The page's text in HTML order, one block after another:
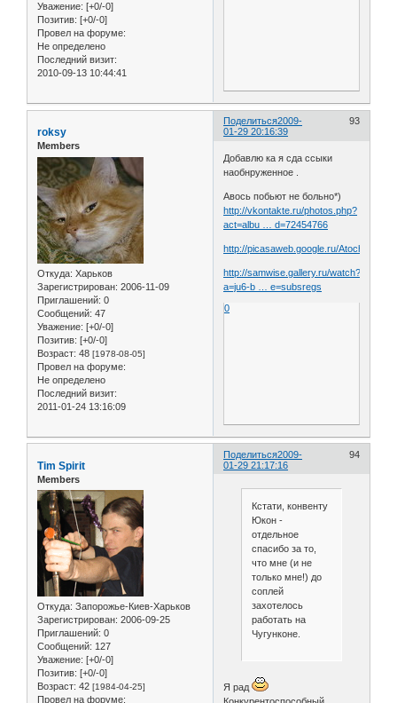
Уважение: [+0/-0]
Позитив: [+0/-0]
Провел на форуме:
Не определено
Последний визит:
2010-09-13 10:44:41
Поделиться 93
2009-
01-29 20:16:39
roksy
Members
Откуда: Харьков
Зарегистрирован: 2006-11-09
Приглашений: 0
Сообщений: 47
Уважение: [+0/-0]
Позитив: [+0/-0]
Возраст: 48 [1978-08-05]
Провел на форуме:
Не определено
Последний визит:
2011-01-24 13:16:09
Добавлю ка я сда ссыки
наобнруженное .
Авось побьют не больно*)
http://vkontakte.ru/photos.php?
act=albu … d=72454766
http://picasaweb.google.ru/Atochka/
http://samwise.gallery.ru/watch?
a=ju6-b … e=subsregs
0
Поделиться 94
2009-
01-29 21:17:16
Tim Spirit
Members
Откуда: Запорожье-Киев-Харьков
Зарегистрирован: 2006-09-25
Приглашений: 0
Сообщений: 127
Уважение: [+0/-0]
Позитив: [+0/-0]
Возраст: 42 [1984-04-25]
Провел на форуме:
Кстати, конвенту
Юкон -
отдельное
спасибо за то,
что мне (и не
только мне!) до
соплей
захотелось
работать на
Чугунконе.
Я рад